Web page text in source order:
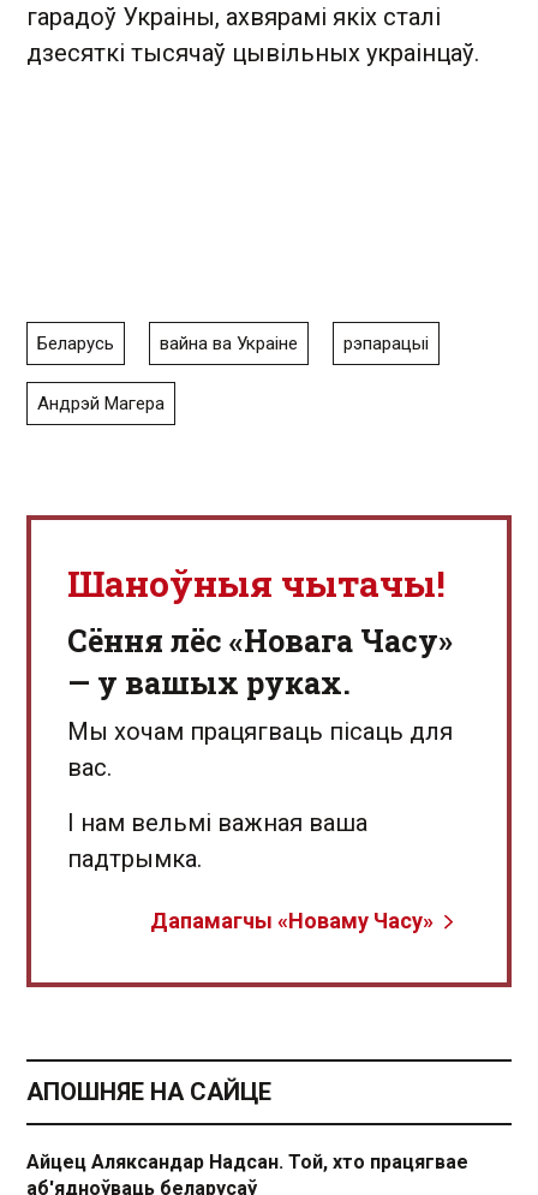
гарадоў Украіны, ахвярамі якіх сталі
дзесяткі тысячаў цывільных украінцаў.
Беларусь вайна ва Украіне рэпарацыі
Андрэй Магера
Шаноўныя чытачы!
Сёння лёс «Новага Часу»
— у вашых руках.
Мы хочам працягваць пісаць для
вас.
І нам вельмі важная ваша
падтрымка.
Дапамагчы «Новаму Часу»
АПОШНЯЕ НА САЙЦЕ
Айцец Аляксандар Надсан. Той, хто працягвае
аб'ядноўваць беларусаў